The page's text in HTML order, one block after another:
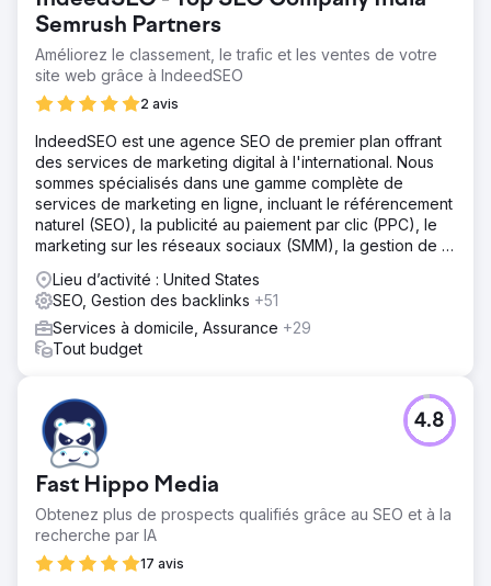
Semrush Partners
Améliorez le classement, le trafic et les ventes de votre
site web grâce à IndeedSEO
2 avis
IndeedSEO est une agence SEO de premier plan offrant
des services de marketing digital à l'international. Nous
sommes spécialisés dans une gamme complète de
services de marketing en ligne, incluant le référencement
naturel (SEO), la publicité au paiement par clic (PPC), le
marketing sur les réseaux sociaux (SMM), la gestion de la
netlinking.
Lieu d’activité : United States
SEO, Gestion des backlinks +51
Services à domicile, Assurance +29
Tout budget
Fast Hippo Media
Obtenez plus de prospects qualifiés grâce au SEO et à la
recherche par IA
17 avis
4.8